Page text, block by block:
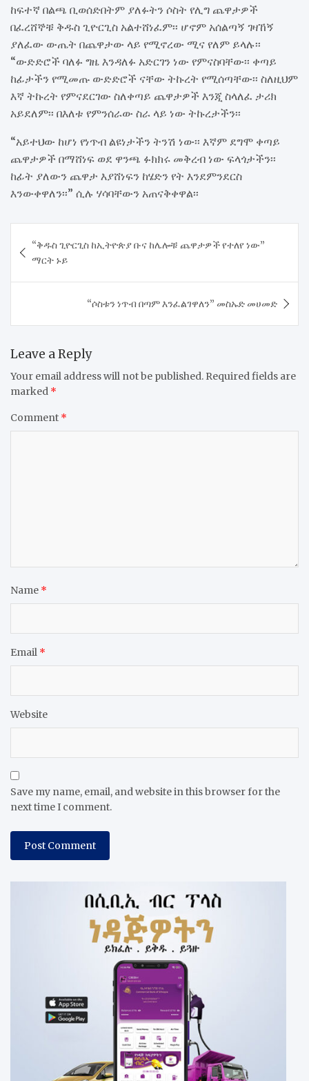
ከፍተኛ በልጫ ቢወሰድበትም ያለፉትን ሶስት የሊግ ጨዋታዎች
በፈረሸኞቹ ቅዱስ ጊዮርጊስ አልተሸነፈም፡፡ ሆኖም አሰልጣኝ ገዛኸኝ
ያለፈው ውጤት በጨዋታው ላይ የሚኖረው ሚና የለም ይላሉ፡፡
“ውድድሮች ባለፉ ግዜ እንዳለፉ አድርገን ነው የምናስባቸው፡፡ ቀጣይ
ከፊታችን የሚመጡ ውድድሮች ናቸው ትኩረት የሚሰጣቸው፡፡ ስለዚህም
እኛ ትኩረት የምናደርገው ስለቀጣይ ጨዋታዎች እንጂ ስላለፈ ታሪክ
አይደለም፡፡ በእለቱ የምንሰራው ስራ ላይ ነው ትኩረታችን፡፡
“አይተህው ከሆነ የነጥብ ልዩነታችን ትንሽ ነው፡፡ እኛም ደግሞ ቀጣይ
ጨዋታዎች በማሸነፍ ወደ ዋንጫ ፉክክሩ መቅረብ ነው ፍላጎታችን፡፡
ከፊት ያለውን ጨዋታ እያሸነፍን ከሄድን የት እንደምንደርስ
እንውቀዋለን፡፡” ሲሉ ሃሳባቸውን አጠናቅቀዋል፡፡
navigation
“ቅዱስ ጊዮርጊስ ከኢትዮጵያ ቡና ከሌሎቹ ጨዋታዎች የተለየ ነው”
ማርት ኑይ
“ሶስቱን ነጥብ በጣም እንፈልገዋለን” መስኡድ መሀመድ
Leave a Reply
Your email address will not be published. Required fields are
marked *
Comment *
Name *
Email *
Website
Save my name, email, and website in this browser for the
next time I comment.